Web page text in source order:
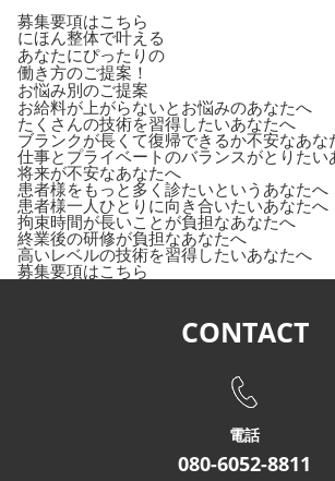
募集要項はこちら
にほん整体で叶える
あなたにぴったりの
働き方のご提案！
お悩み別のご提案
お給料が上がらないとお悩みのあなたへ
たくさんの技術を習得したいあなたへ
ブランクが長くて復帰できるか不安なあな
仕事とプライベートのバランスがとりたい
将来が不安なあなたへ
患者様をもっと多く診たいというあなたへ
患者様一人ひとりに向き合いたいあなたへ
拘束時間が長いことが負担なあなたへ
終業後の研修が負担なあなたへ
高いレベルの技術を習得したいあなたへ
募集要項はこちら
CONTACT
電話
080-6052-8811